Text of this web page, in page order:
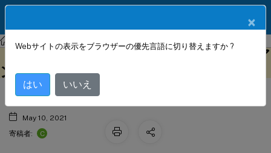
Citrix SD-WAN Citrix SD-WAN 11.1
クライアントへの SD-WAN アプライア
ンスパッケージのインストール
May 10, 2021
寄稿者:
C
×
Webサイトの表示をブラウザーの優先言語に切り替えますか ?
はい いいえ